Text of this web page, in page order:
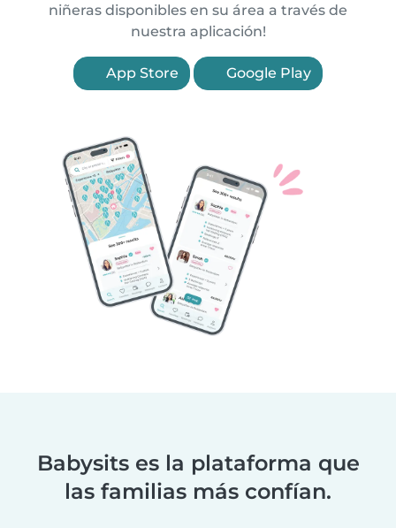
niñeras disponibles en su área a través de
nuestra aplicación!
App Store Google Play
Babysits es la plataforma que
las familias más confían.